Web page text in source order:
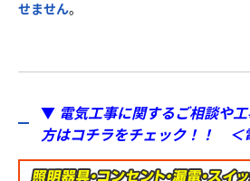
せません。
▼ 電気工事に関するご相談や
方はコチラをチェック！！ ＜